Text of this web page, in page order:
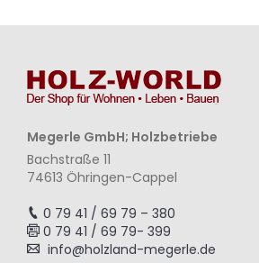
Megerle GmbH; Holzbetriebe
Bachstraße 11
74613 Öhringen-Cappel
0 79 41 / 69 79 – 380
0 79 41 / 69 79- 399
info@holzland-megerle.de